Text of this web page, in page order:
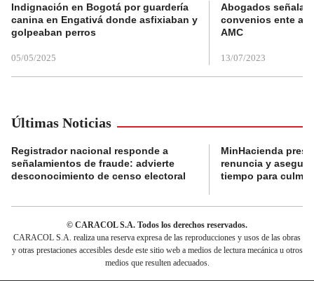
Indignación en Bogotá por guardería
canina en Engativá donde asfixiaban y
golpeaban perros
05/05/2025
Abogados
convenios ente
AMC
13/07/2023
Últimas Noticias
Registrador nacional responde a
señalamientos de fraude: advierte
desconocimiento de censo electoral
MinHacienda
renuncia y
tiempo para
© CARACOL S.A. Todos los derechos reservados.
CARACOL S.A. realiza una reserva expresa de las reproducciones y usos de las obras
y otras prestaciones accesibles desde este sitio web a medios de lectura mecánica u otros
medios que resulten adecuados.